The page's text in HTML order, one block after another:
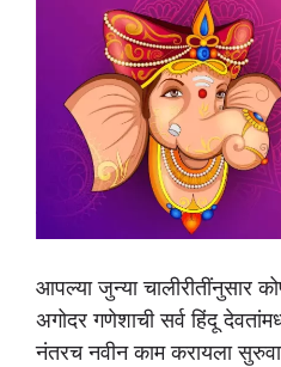
आपल्या जुन्या चालीरीतींनुसार
अगोदर गणेशाची सर्व हिंदू
नंतरच नवीन काम करायला